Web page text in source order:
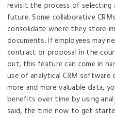
revisit the process of selecting
future. Some collaborative
consolidate where they store
documents. If employees may
contract or proposal in the
out, this feature can come in
use of analytical CRM software
more and more valuable data,
benefits over time by using
said, the time now to get